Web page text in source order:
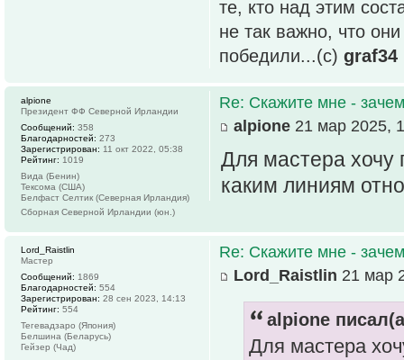
те, кто над этим
не так важно, что
победили...(с) graf34
Re: Скажите мне -
alpione 21 мар 2025,
Для мастера хочу
каким линиям
alpione
Президент ФФ Северной Ирландии
Сообщений: 358
Благодарностей: 273
Зарегистрирован: 11 окт 2022, 05:38
Рейтинг: 1019
Вида (Бенин)
Тексома (США)
Белфаст Селтик (Северная Ирландия)
Сборная Северной Ирландии (юн.)
Re: Скажите мне -
Lord_Raistlin 21 мар
alpione
Для мастера
Lord_Raistlin
Мастер
Сообщений: 1869
Благодарностей: 554
Зарегистрирован: 28 сен 2023, 14:13
Рейтинг: 554
Тегевадзаро (Япония)
Белшина (Беларусь)
Гейзер (Чад)